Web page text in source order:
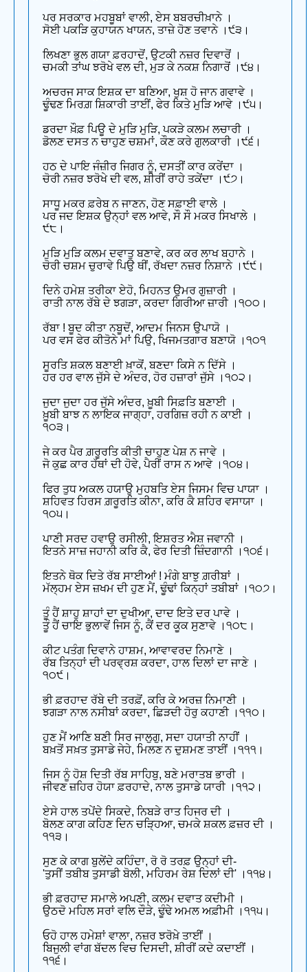
ਪਰ ਸਰਕਾਰ ਮਹਬੂਬਾਂ ਵਾਲੀ, ਏਸ ਬਬਰਚੀਖ਼ਾਨੇ ।
ਸੋਈ ਪਕੜਿ ਕੁਹਾਯਨ ਖਾਯਨ, ਤਾਜ਼ੇ ਹੋਣ ਤਵਾਨੇ ।੯੩।
ਲਿਖਣਾ ਭੁਲ ਗਯਾ ਫ਼ਰਹਾਦੋਂ, ਉਟਕੀ ਨਜ਼ਰ ਦਿਵਾਰੋਂ ।
ਚਮਕੀ ਤਾਂਘ ਝਰੋਖੇ ਵਲ ਦੀ, ਮੁੜ ਕੇ ਨਕਸ਼ ਨਿਗਾਰੋਂ ।੯੪।
ਅਚਰਜ ਸਾਕ ਇਸ਼ਕ ਦਾ ਬਣਿਆ, ਖੁਸ਼ ਹੋ ਜਾਨ ਗਵਾਵੇ ।
ਢੂੰਢਣ ਮਿਰਗ਼ ਸ਼ਿਕਾਰੀ ਤਾਈਂ, ਫੇਰ ਕਿਤੇ ਮੁੜਿ ਆਵੇ ।੯੫।
ਡਰਦਾ ਖ਼ੌਫ਼ ਪਿਊ ਦੇ ਮੁੜਿ ਮੁੜਿ, ਪਕੜੇ ਕਲਮ ਲਚਾਰੀ ।
ਡੋਲਣ ਦਸਤ ਨ ਚਾਹੁਣ ਚਸ਼ਮਾਂ, ਕੌਣ ਕਰੇ ਗੁਲਕਾਰੀ ।੯੬।
ਹਠ ਦੇ ਪਾਇ ਜੰਜ਼ੀਰ ਜਿਗਰ ਨੂੰ, ਦਸਤੀਂ ਕਾਰ ਕਰੇਂਦਾ ।
ਚੋਰੀ ਨਜ਼ਰ ਝਰੋਖੇ ਦੀ ਵਲ, ਸ਼ੀਰੀਂ ਰਾਹੇ ਤਕੇਂਦਾ ।੯੭।
ਸਾਧੂ ਮਕਰ ਫ਼ਰੇਬ ਨ ਜਾਣਨ, ਹੋਣ ਸਫ਼ਾਈ ਵਾਲੇ ।
ਪਰ ਜਦ ਇਸ਼ਕ ਉਨ੍ਹਾਂ ਵਲ ਆਵੇ, ਸੌ ਸੌ ਮਕਰ ਸਿਖਾਲੇ ।
੯੮।
ਮੁੜਿ ਮੁੜਿ ਕਲਮ ਦਵਾਤੁ ਬਣਾਵੇ, ਕਰ ਕਰ ਲਾਖ ਬਹਾਨੇ ।
ਚੋਰੀ ਚਸ਼ਮ ਚੁਰਾਵੇ ਪਿਉ ਥੀਂ, ਰੱਖਦਾ ਨਜ਼ਰ ਨਿਸ਼ਾਨੇ ।੯੯।
ਦਿਨੇ ਹਮੇਸ਼ ਤਰੀਕਾ ਏਹੋ, ਮਿਹਨਤ ਉਮਰ ਗੁਜ਼ਾਰੀ ।
ਰਾਤੀ ਨਾਲ ਰੱਬੇ ਦੇ ਝਗੜਾ, ਕਰਦਾ ਗਿਰੀਆ ਜ਼ਾਰੀ ।੧੦੦।
ਰੱਬਾ ! ਬੂਦ ਕੀਤਾ ਨਬੂਦੋਂ, ਆਦਮ ਜਿਨਸ ਉਪਾਯੋ ।
ਪਰ ਵਸ ਫੇਰ ਕੀਤੋਨੇ ਮਾਂ ਪਿਉ, ਖਿਜਮਤਗਾਰ ਬਣਾਯੋ ।੧੦੧
ਸੂਰਤਿ ਸ਼ਕਲ ਬਣਾਈ ਖ਼ਾਕੋਂ, ਬਣਦਾ ਕਿਸੇ ਨ ਦਿੱਸੇ ।
ਹਰ ਹਰ ਵਾਲ ਜੁੱਸੇ ਦੇ ਅੰਦਰ, ਹੋਰ ਹਜ਼ਾਰਾਂ ਜੁੱਸੇ ।੧੦੨।
ਜੁਦਾ ਜੁਦਾ ਹਰ ਜੁੱਸੇ ਅੰਦਰ, ਖ਼ੂਬੀ ਸਿਫ਼ਤਿ ਬਣਾਈ ।
ਖ਼ੂਬੀ ਬਾਝ ਨ ਲਾਇਕ ਜਾਗ੍ਹਾ, ਹਰਗਿਜ਼ ਰਹੀ ਨ ਕਾਈ ।
੧੦੩।
ਜੇ ਕਰ ਪੈਰ ਗ਼ਰੂਰਤਿ ਕੀਤੀ ਚਾਹੁਣ ਪੇਸ਼ ਨ ਜਾਵੇ ।
ਜੋ ਕੁਛ ਕਾਰ ਹੱਥਾਂ ਦੀ ਹੋਵੇ, ਪੈਰੀਂ ਰਾਸ ਨ ਆਵੇ ।੧੦੪।
ਫਿਰ ਤੁਧ ਅਕਲ ਹਯਾਉ ਮੁਹਬਤਿ ਏਸ ਜਿਸਮ ਵਿਚ ਪਾਯਾ ।
ਸ਼ਹਿਵਤ ਹਿਰਸ ਗ਼ਰੂਰਤਿ ਕੀਨਾ, ਕਰਿ ਕੈ ਸ਼ਹਿਰ ਵਸਾਯਾ ।
੧੦੫।
ਪਾਣੀ ਸਰਦ ਹਵਾਉ ਰਸੀਲੀ, ਇਸ਼ਰਤ ਐਸ਼ ਜਵਾਨੀ ।
ਇਤਨੇ ਸਾਜ਼ ਜਹਾਨੀ ਕਰਿ ਕੈ, ਫੇਰ ਦਿਤੀ ਜ਼ਿੰਦਗਾਨੀ ।੧੦੬।
ਇਤਨੇ ਥੋਕ ਦਿਤੇ ਰੱਬ ਸਾਈਆਂ ! ਮੰਗੇ ਬਾਝੁ ਗ਼ਰੀਬਾਂ ।
ਮੱਲ੍ਹਮ ਏਸ ਜ਼ਖਮ ਦੀ ਹੁਣ ਮੈਂ, ਢੂੰਢਾਂ ਕਿਨ੍ਹਾਂ ਤਬੀਬਾਂ ।੧੦੭।
ਤੂੰ ਹੈਂ ਸ਼ਾਹੁ ਸ਼ਾਹਾਂ ਦਾ ਦੁਖੀਆ, ਦਾਦ ਇਤੇ ਦਰ ਪਾਵੇ ।
ਤੂੰ ਹੈਂ ਚਾਇ ਭੁਲਾਵੇਂ ਜਿਸ ਨੂੰ, ਕੈਂ ਦਰ ਕੂਕ ਸੁਣਾਵੇ ।੧੦੮।
ਕੀਟ ਪਤੰਗ ਦਿਵਾਨੇ ਹਾਸ਼ਮ, ਆਵਾਵਰਦ ਨਿਮਾਣੇ ।
ਰੱਬ ਤਿਨ੍ਹਾਂ ਦੀ ਪਰਵ੍ਰਸ਼ ਕਰਦਾ, ਹਾਲ ਦਿਲਾਂ ਦਾ ਜਾਣੇ ।
੧੦੯।
ਭੀ ਫ਼ਰਹਾਦ ਰੱਬੇ ਦੀ ਤਰਫ਼ੋਂ, ਕਰਿ ਕੇ ਅਰਜ਼ ਨਿਮਾਣੀ ।
ਝਗੜਾ ਨਾਲ ਨਸੀਬਾਂ ਕਰਦਾ, ਛਿੜਦੀ ਹੋਰੁ ਕਹਾਣੀ ।੧੧੦।
ਹੁਣ ਮੈਂ ਆਣਿ ਬਣੀ ਸਿਰ ਜਾਲੁਗੁ, ਸਦਾ ਹਯਾਤੀ ਨਾਹੀਂ ।
ਬਖ਼ਤੋਂ ਸਖ਼ਤ ਤੁਸਾਡੇ ਜੇਹੇ, ਮਿਲਣ ਨ ਦੁਸ਼ਮਣ ਤਾਈਂ ।੧੧੧।
ਜਿਸ ਨੂੰ ਹੋਸ਼ ਦਿਤੀ ਰੱਬ ਸਾਹਿਬੁ, ਬਣੇ ਮਰਾਤਬ ਭਾਰੀ ।
ਜੀਵਣ ਜ਼ਹਿਰ ਹੋਯਾ ਫ਼ਰਹਾਦੇ, ਨਾਲ ਤੁਸਾਡੇ ਯਾਰੀ ।੧੧੨।
ਏਸੇ ਹਾਲ ਤਪੇਂਦੇ ਸਿਕਦੇ, ਨਿਬੜੇ ਰਾਤ ਹਿਜਰ ਦੀ ।
ਬੋਲਣ ਕਾਗ ਕਹਿਣ ਦਿਨ ਚੜ੍ਹਿਆ, ਚਮਕੇ ਸ਼ਕਲ ਫ਼ਜ਼ਰ ਦੀ ।
੧੧੩।
ਸੁਣ ਕੇ ਕਾਗ ਬੁਲੇਂਦੇ ਕਹਿੰਦਾ, ਰੋ ਰੋ ਤਰਫ਼ ਉਨ੍ਹਾਂ ਦੀ-
'ਤੁਸੀਂ ਤਬੀਬ ਤੁਸਾਡੀ ਬੋਲੀ, ਮਹਿਰਮ ਰੇਸ਼ ਦਿਲਾਂ ਦੀ' ।੧੧੪।
ਭੀ ਫ਼ਰਹਾਦ ਸਮਾਲੇ ਅਪਣੀ, ਕਲਮ ਦਵਾਤ ਕਦੀਮੀ ।
ਉਠਦੋ ਮਹਿਲ ਸਰਾਂ ਵਲਿ ਦੌੜੇ, ਢੂੰਢੇ ਅਮਲ ਅਫ਼ੀਮੀ ।੧੧੫।
ਓਹੋ ਹਾਲ ਹਮੇਸ਼ਾਂ ਵਾਲਾ, ਨਜ਼ਰ ਝਰੋਖ਼ੇ ਤਾਈਂ ।
ਬਿਜੁਲੀ ਵਾਂਗ ਬੱਦਲ ਵਿਚ ਦਿਸਦੀ, ਸ਼ੀਰੀਂ ਕਦੇ ਕਦਾਈਂ ।
੧੧੬।